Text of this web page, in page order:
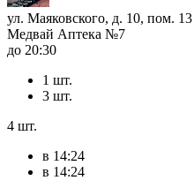
ул. Маяковского, д. 10, пом.
Медвай Аптека №7
до 20:30
1 шт.
3 шт.
4 шт.
в 14:24
в 14:24